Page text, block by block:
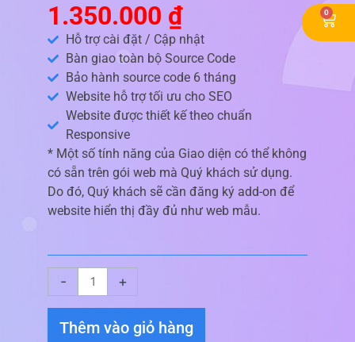
1.350.000 ₫
Hỗ trợ cài đặt / Cập nhật
Bàn giao toàn bộ Source Code
Bảo hành source code 6 tháng
Website hỗ trợ tối ưu cho SEO
Website được thiết kế theo chuẩn
Responsive
* Một số tính năng của Giao diện có thể không
có sẵn trên gói web mà Quý khách sử dụng.
Do đó, Quý khách sẽ cần đăng ký add-on để
website hiển thị đầy đủ như web mẫu.
-
diện
Lắp
+
Thêm vào giỏ hàng
0
Cart